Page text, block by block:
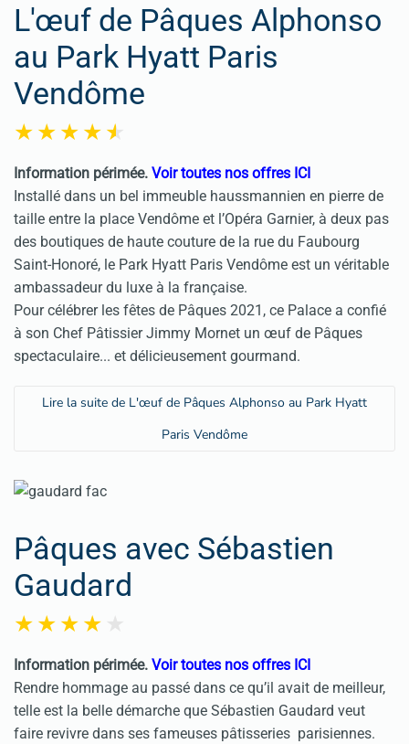
L'œuf de Pâques Alphonso
au Park Hyatt Paris
Vendôme
Information périmée. Voir toutes nos offres ICI
Installé dans un bel immeuble haussmannien en pierre de
taille entre la place Vendôme et l’Opéra Garnier, à deux pas
des boutiques de haute couture de la rue du Faubourg
Saint-Honoré, le Park Hyatt Paris Vendôme est un véritable
ambassadeur du luxe à la française.
Pour célébrer les fêtes de Pâques 2021, ce Palace a confié
à son Chef Pâtissier Jimmy Mornet un œuf de Pâques
spectaculaire... et délicieusement gourmand.
Lire la suite de L'œuf de Pâques Alphonso au Park Hyatt
Paris Vendôme
Pâques avec Sébastien
Gaudard
Information périmée. Voir toutes nos offres ICI
Rendre hommage au passé dans ce qu’il avait de meilleur,
telle est la belle démarche que Sébastien Gaudard veut
faire revivre dans ses fameuses pâtisseries parisiennes.